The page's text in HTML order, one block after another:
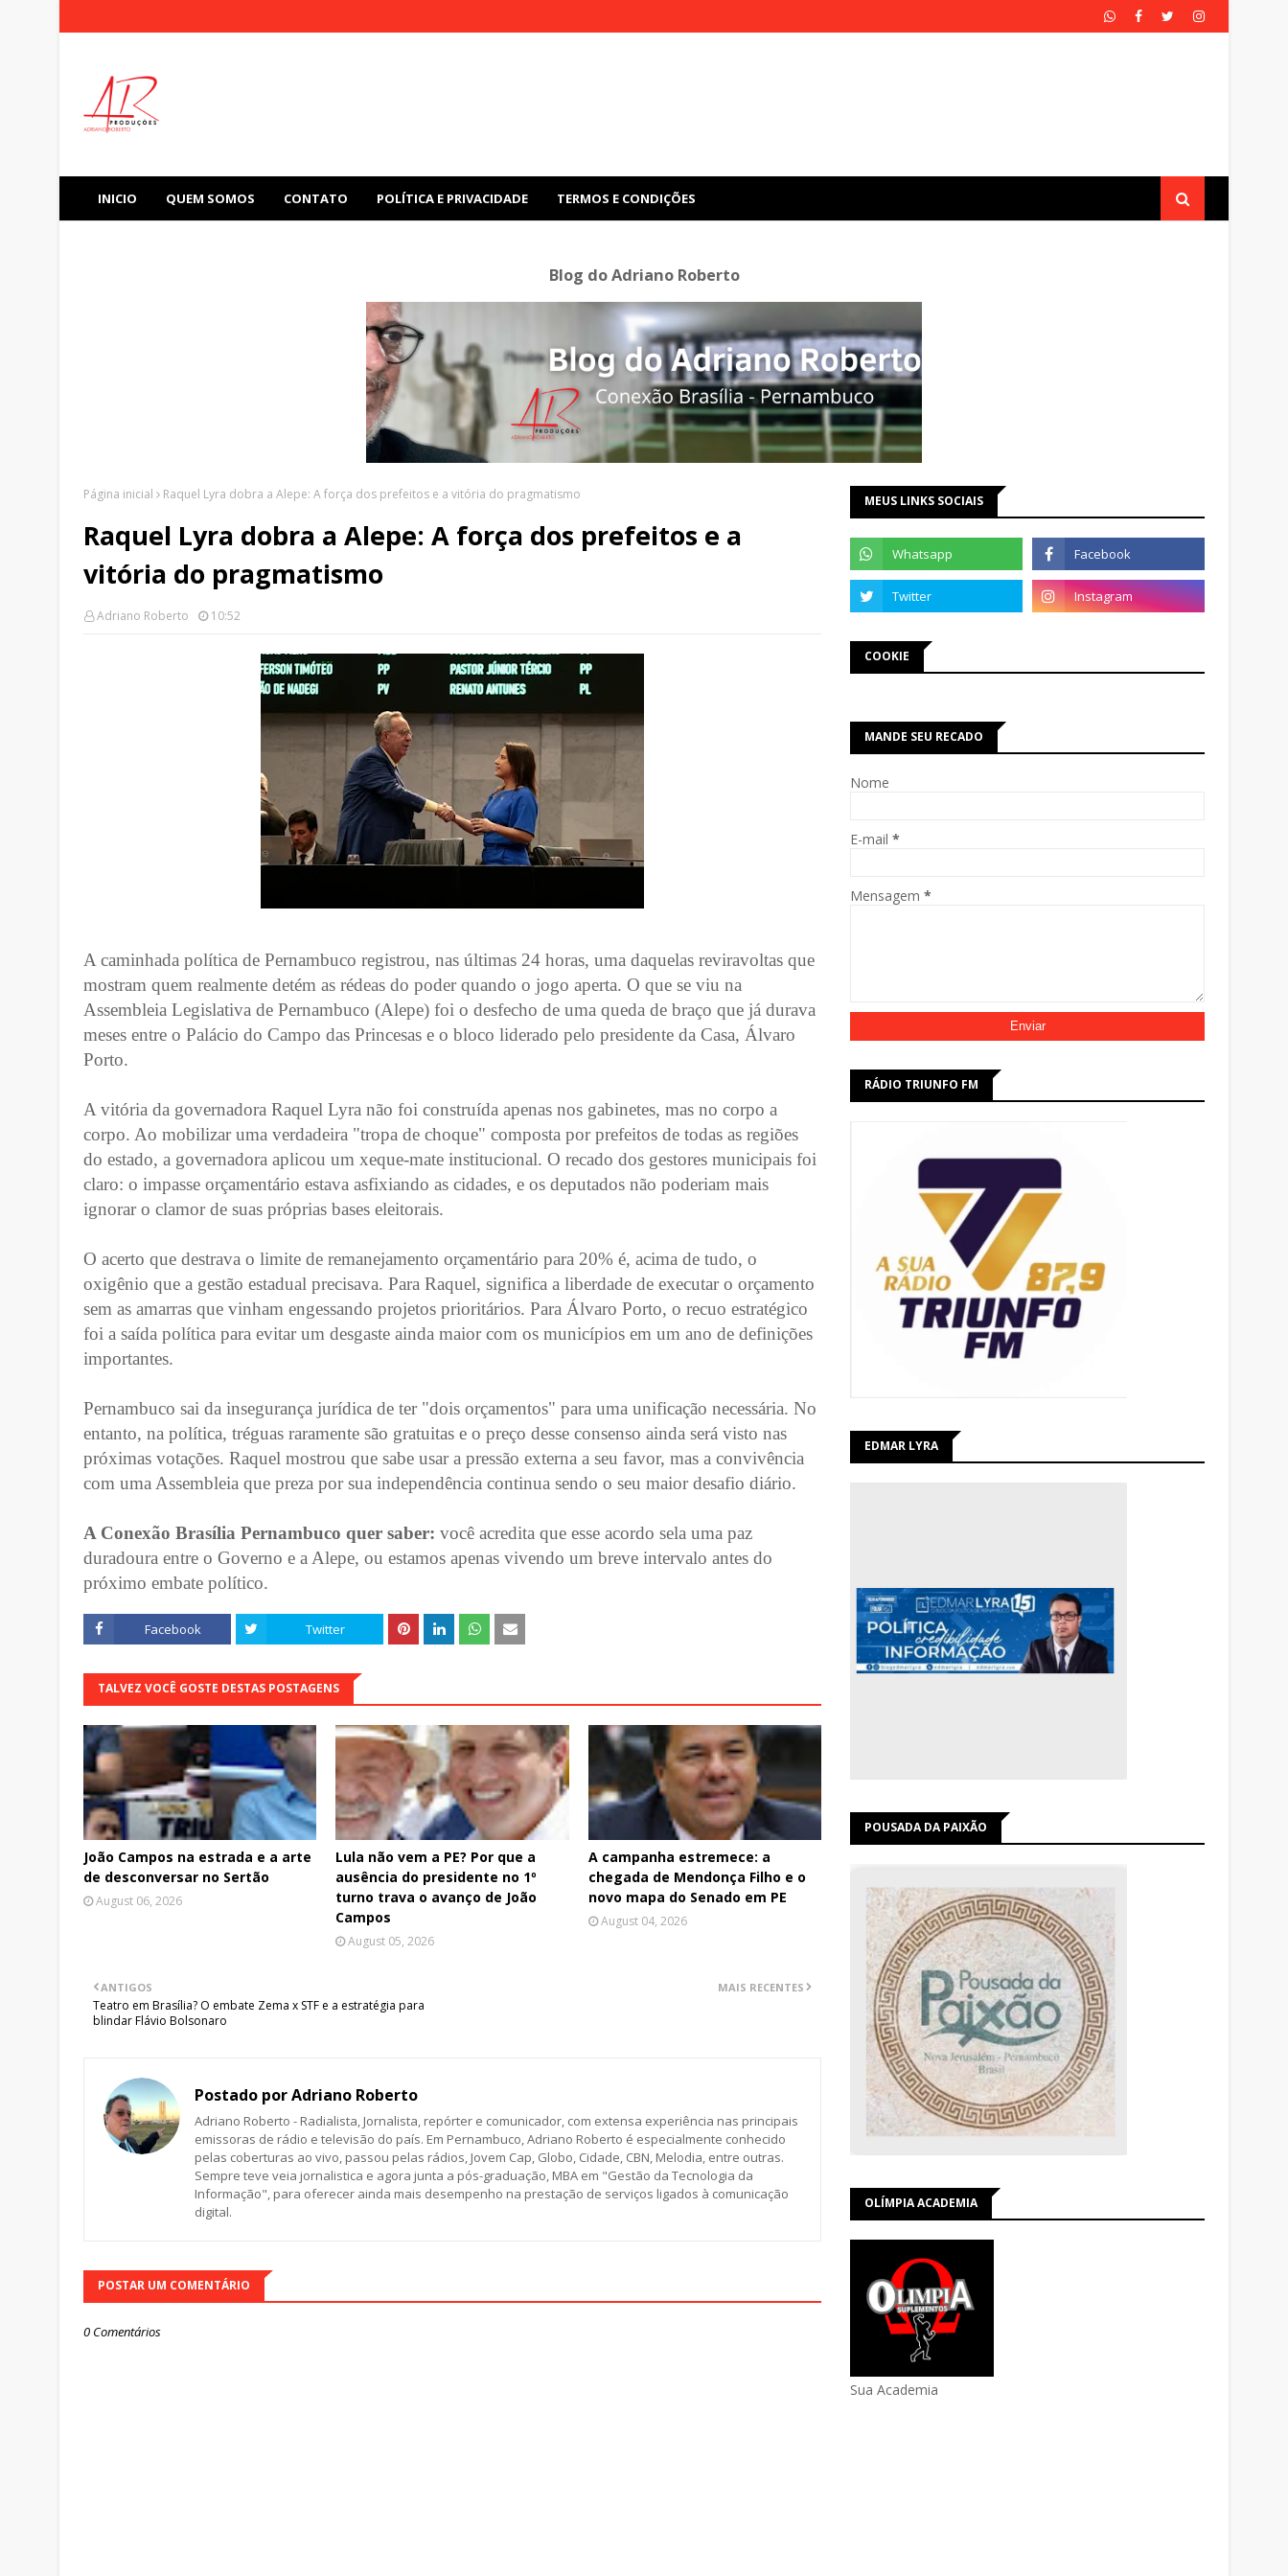
INICIO QUEM SOMOS CONTATO POLÍTICA E PRIVACIDADE TERMOS E CONDIÇÕES
Blog do Adriano Roberto
Página inicial Raquel Lyra dobra a Alepe: A força dos prefeitos e a vitória do pragmatismo
Raquel Lyra dobra a Alepe: A força dos prefeitos e a
vitória do pragmatismo
Adriano Roberto 10:52
A caminhada política de Pernambuco registrou, nas últimas 24 horas, uma daquelas reviravoltas que
mostram quem realmente detém as rédeas do poder quando o jogo aperta. O que se viu na
Assembleia Legislativa de Pernambuco (Alepe) foi o desfecho de uma queda de braço que já durava
meses entre o Palácio do Campo das Princesas e o bloco liderado pelo presidente da Casa, Álvaro
Porto.
A vitória da governadora Raquel Lyra não foi construída apenas nos gabinetes, mas no corpo a
corpo. Ao mobilizar uma verdadeira "tropa de choque" composta por prefeitos de todas as regiões
do estado, a governadora aplicou um xeque-mate institucional. O recado dos gestores municipais foi
claro: o impasse orçamentário estava asfixiando as cidades, e os deputados não poderiam mais
ignorar o clamor de suas próprias bases eleitorais.
O acerto que destrava o limite de remanejamento orçamentário para 20% é, acima de tudo, o
oxigênio que a gestão estadual precisava. Para Raquel, significa a liberdade de executar o orçamento
sem as amarras que vinham engessando projetos prioritários. Para Álvaro Porto, o recuo estratégico
foi a saída política para evitar um desgaste ainda maior com os municípios em um ano de definições
importantes.
Pernambuco sai da insegurança jurídica de ter "dois orçamentos" para uma unificação necessária. No
entanto, na política, tréguas raramente são gratuitas e o preço desse consenso ainda será visto nas
próximas votações. Raquel mostrou que sabe usar a pressão externa a seu favor, mas a convivência
com uma Assembleia que preza por sua independência continua sendo o seu maior desafio diário.
A Conexão Brasília Pernambuco quer saber: você acredita que esse acordo sela uma paz
duradoura entre o Governo e a Alepe, ou estamos apenas vivendo um breve intervalo antes do
próximo embate político.
Facebook Twitter
TALVEZ VOCÊ GOSTE DESTAS POSTAGENS
João Campos na estrada e a arte
de desconversar no Sertão
August 06, 2026
Lula não vem a PE? Por que a
ausência do presidente no 1º
turno trava o avanço de João
Campos
August 05, 2026
A campanha estremece: a
chegada de Mendonça Filho e o
novo mapa do Senado em PE
August 04, 2026
MAIS RECENTES
ANTIGOS
Teatro em Brasília? O embate Zema x STF e a estratégia para
blindar Flávio Bolsonaro
Postado porAdriano Roberto
Adriano Roberto - Radialista, Jornalista, repórter e comunicador, com extensa experiência nas principais
emissoras de rádio e televisão do país. Em Pernambuco, Adriano Roberto é especialmente conhecido
pelas coberturas ao vivo, passou pelas rádios, Jovem Cap, Globo, Cidade, CBN, Melodia, entre outras.
Sempre teve veia jornalistica e agora junta a pós-graduação, MBA em "Gestão da Tecnologia da
Informação", para oferecer ainda mais desempenho na prestação de serviços ligados à comunicação
digital.
POSTAR UM COMENTÁRIO
0 Comentários
MEUS LINKS SOCIAIS
COOKIE
MANDE SEU RECADO
Nome
E-mail *
Mensagem *
RÁDIO TRIUNFO FM
EDMAR LYRA
POUSADA DA PAIXÃO
OLÍMPIA ACADEMIA
Sua Academia